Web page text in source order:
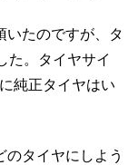
いたのですが、タ
た。タイヤサイ
純正タイヤはい
タイヤにしよう